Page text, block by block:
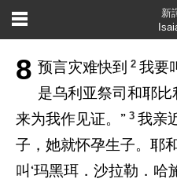
新
8 预言灾难快到 2我要
是乌利亚祭司和耶比
来为我作见证。” 3 我亲
子，她就怀孕生子。耶
叫‘玛黑珥．沙拉勒．哈